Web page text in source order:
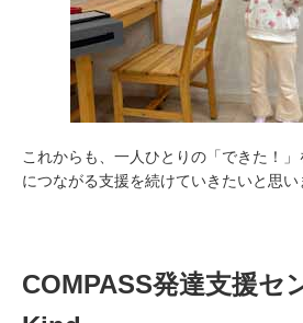
これからも、一人ひとりの「できた！
につながる支援を続けていきたいと思い
COMPASS発達支援セ